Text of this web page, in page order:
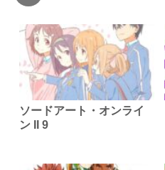
ソードアート・オンライ
ン II 9